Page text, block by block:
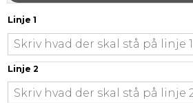
Linje 1
Linje 2